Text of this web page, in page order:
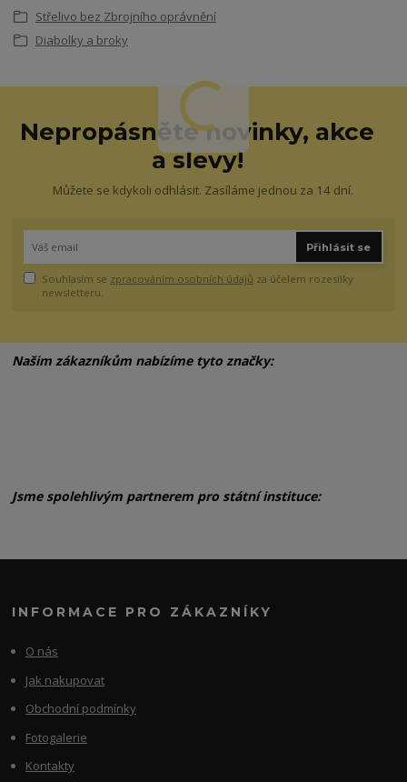
Střelivo bez Zbrojního oprávnění
Diabolky a broky
Nepropásněte novinky, akce
a slevy!
Můžete se kdykoli odhlásit. Zasíláme jednou za 14 dní.
Přihlásit se
Souhlasím se zpracováním osobních údajů za účelem rozesílky
newsletteru.
Našim zákazníkům nabízíme tyto značky:
Jsme spolehlivým partnerem pro státní instituce:
INFORMACE PRO ZÁKAZNÍKY
O nás
Jak nakupovat
Obchodní podmínky
Fotogalerie
Kontakty